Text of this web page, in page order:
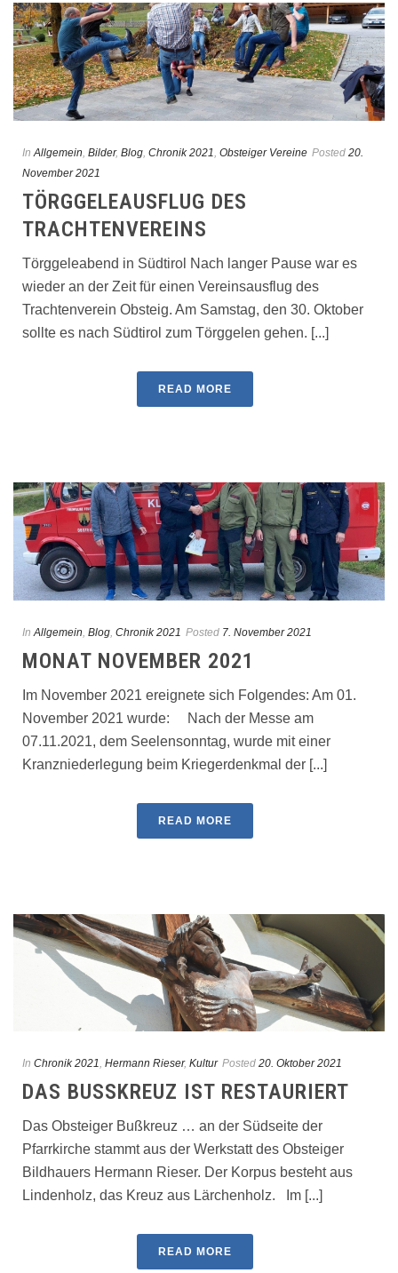
In Allgemein Bilder, Blog Chronik 2021 Obsteiger Vereine Posted 20.
November 2021
TÖRGGELEAUSFLUG DES
TRACHTENVEREINS
Törggeleabend in Südtirol Nach langer Pause war es
wieder an der Zeit für einen Vereinsausflug des
Trachtenverein Obsteig. Am Samstag, den 30. Oktober
sollte es nach Südtirol zum Törggelen gehen. [...]
READ MORE
In Allgemein Blog Chronik 2021 Posted 7. November 2021
MONAT NOVEMBER 2021
Im November 2021 ereignete sich Folgendes: Am 01.
November 2021 wurde: Nach der Messe am
07.11.2021, dem Seelensonntag, wurde mit einer
Kranzniederlegung beim Kriegerdenkmal der [...]
READ MORE
In Chronik 2021, Hermann Rieser, Kultur Posted 20. Oktober 2021
DAS BUSSKREUZ IST RESTAURIERT
Das Obsteiger Bußkreuz … an der Südseite der
Pfarrkirche stammt aus der Werkstatt des Obsteiger
Bildhauers Hermann Rieser. Der Korpus besteht aus
Lindenholz, das Kreuz aus Lärchenholz. Im [...]
READ MORE